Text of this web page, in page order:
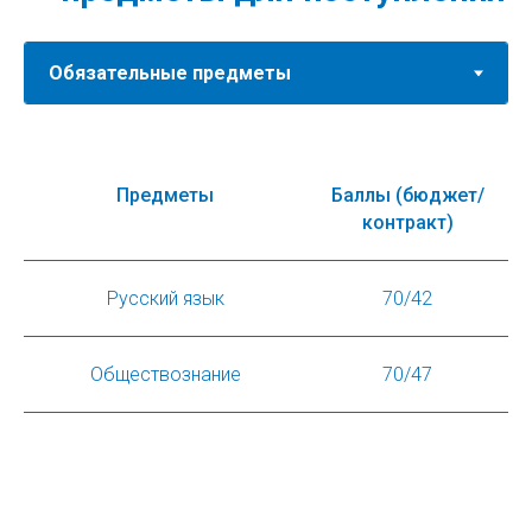
Предметы
Баллы (бюджет/
контракт)
Русский язык 70/42
Обществознание 70/47